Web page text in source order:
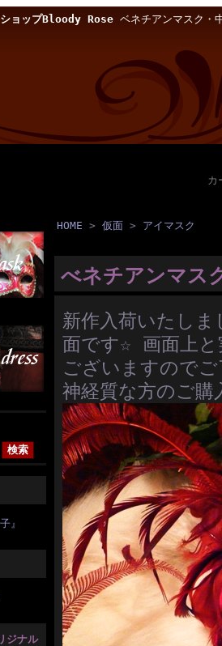
ショップBloody Roseベネチアンマスク・
カ
』
ジナル
HOME > 仮面> アイマスク
べネチアンマ
新作入荷いたし
面です☆ 画面上と
ございますので
神経質な方のご購